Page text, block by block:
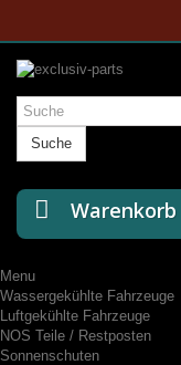
Suche
Warenkorb
Menu
Wassergekühlte Fahrzeuge
Luftgekühlte Fahrzeuge
NOS Teile / Restposten
Sonnenschuten